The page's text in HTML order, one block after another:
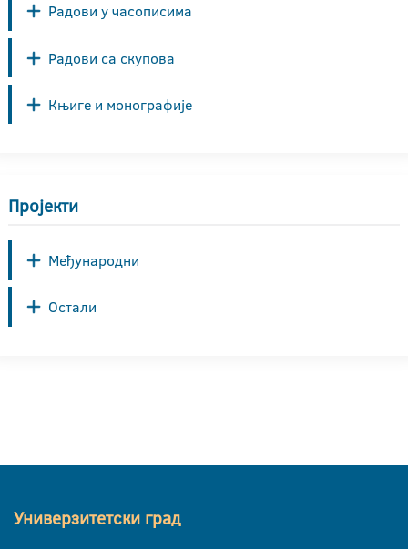
Радови у часописима
Радови са скупова
Књиге и монографије
Пројекти
Међународни
Остали
Универзитетски град